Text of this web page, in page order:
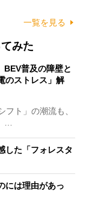
一覧を見る
みた
BEV普及の障壁と
のストレス」解
ト」の潮流も、
…
した「フォレスタ
には理由があっ